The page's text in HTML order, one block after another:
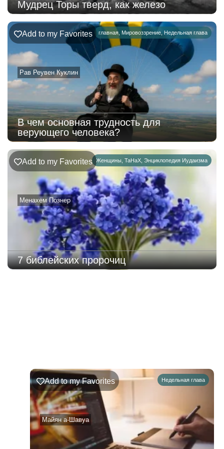
Мудрец Торы тверд, как железо
главная Мировоззрение Недельная глава
Рав Реувен Куклин
Add to my Favorites
В чем основная трудность для
верующего человека?
Женщины ТаНаХ Энциклопедия Иудаизма
Менахем Познер
Add to my Favorites
7 библейских пророчиц
Ръэ
02.08.2026
08.08.2026
Недельная глава
Майян а-Шавуа
Add to my Favorites